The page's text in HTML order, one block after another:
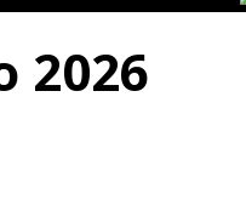
2026